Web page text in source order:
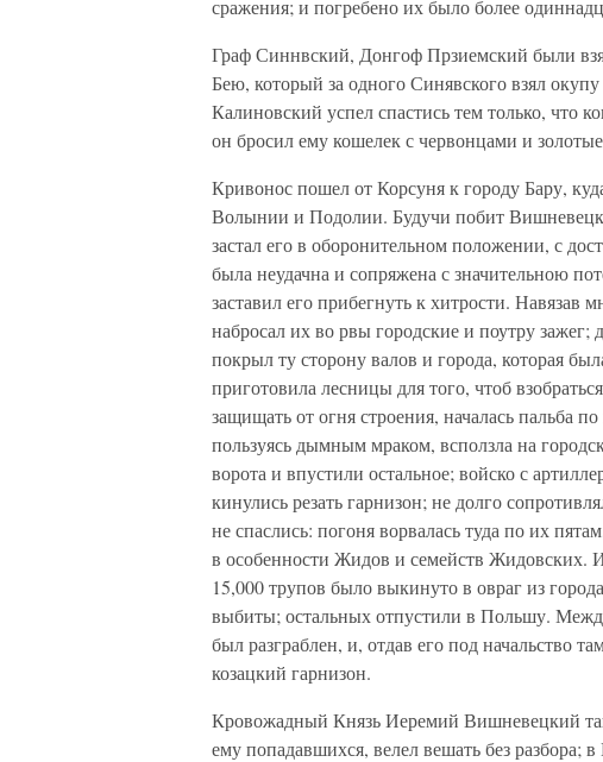
сражения; и погребено их было более
Граф Синнвский, Донгоф Прзиемский были
Бею, который за одного Синявского взял
Калиновский успел спастись тем только, что
он бросил ему кошелек с червонцами и
Кривонос пошел от Корсуня к городу Бару,
Волынии и Подолии. Будучи побит
застал его в оборонительном положении, с
была неудачна и сопряжена с значительною
заставил его прибегнуть к хитрости.
набросал их во рвы городские и поутру
покрыл ту сторону валов и города, которая
приготовила лесницы для того, чтоб
защищать от огня строения, началась пальба
пользуясь дымным мраком, всползла на
ворота и впустили остальное; войско с
кинулись резать гарнизон; не долго
не спаслись: погоня ворвалась туда по их
в особенности Жидов и семейств Жидовских.
15,000 трупов было выкинуто в овраг из
выбиты; остальных отпустили в Польшу.
был разграблен, и, отдав его под начальство
козацкий гарнизон.
Кровожадный Князь Иеремий Вишневецкий
ему попадавшихся, велел вешать без разбора;